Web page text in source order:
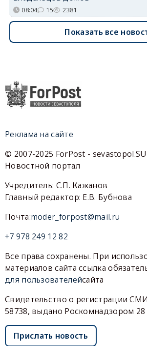
08:04 15 2381
Показать все
Реклама на сайте
© 2007-2025 ForPost - sevastopol.SU
Новостной портал
Учредитель: С.П. Кажанов
Главный редактор: Е.В. Бубнова
Почта:moder_forpost@mail.ru
+7 978 249 12 82
Все права сохранены. При
материалов сайта ссылка
для пользователейсайта
Свидетельство о регистрации
58738, выдано Роскомнадзором 28
Прислать новость